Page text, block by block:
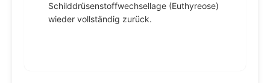
Schilddrüsenstoffwechsellage (Euthyreose)
wieder vollständig zurück.